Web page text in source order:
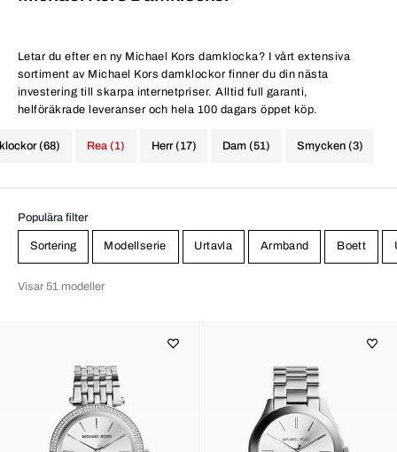
Letar du efter en ny Michael Kors damklocka? I vårt extensiva
sortiment av Michael Kors damklockor finner du din nästa
investering till skarpa internetpriser. Alltid full garanti,
helföräkrade leveranser och hela 100 dagars öppet köp.
(68) Herr (17) Dam (51)
Rea (1) Smycken (3)
Populära filter
Sortering Modellserie Urtavla Armband Boett
Visar 51 modeller